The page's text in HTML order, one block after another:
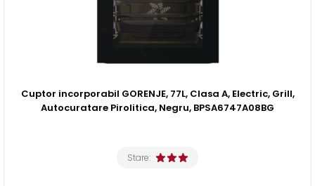
Cuptor incorporabil GORENJE, 77L, Clasa A, Electric, Grill,
Autocuratare Pirolitica, Negru, BPSA6747A08BG
Stare: